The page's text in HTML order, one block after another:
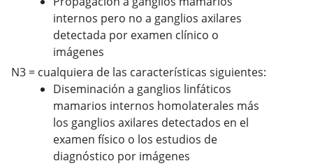
internos pero no a ganglios axilares
detectada por examen clínico o
imágenes
N3 = cualquiera de las características siguientes:
Diseminación a ganglios linfáticos
mamarios internos homolaterales más
los ganglios axilares detectados en el
examen físico o los estudios de
diagnóstico por imágenes